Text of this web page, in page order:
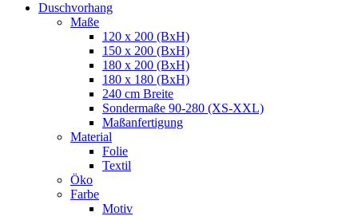
Duschvorhang
Maße
120 x 200 (BxH)
150 x 200 (BxH)
180 x 200 (BxH)
180 x 180 (BxH)
240 cm Breite
Sondermaße 90-280 (XS-XXL)
Maßanfertigung
Material
Folie
Textil
Öko
Farbe
Motiv